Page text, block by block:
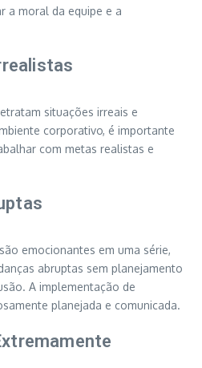
a moral da equipe e a
situações irreais e
corporativo, é importante
com metas realistas e
emocionantes em uma série,
abruptas sem planejamento
A implementação de
planejada e comunicada.